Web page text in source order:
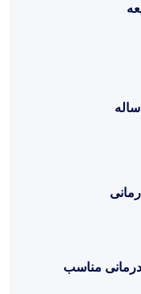
مناسب